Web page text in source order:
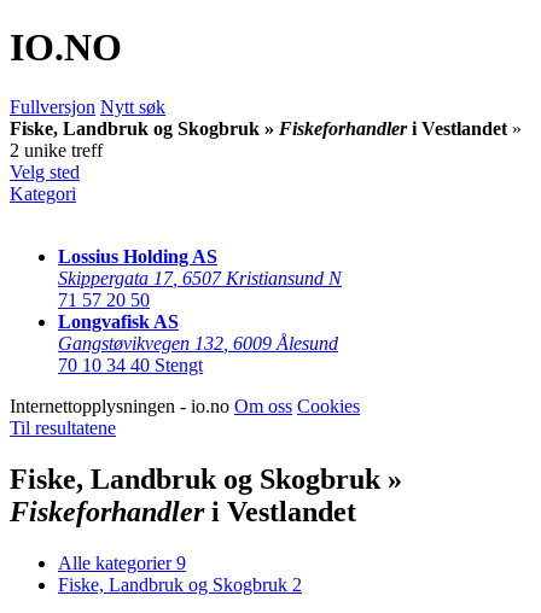
IO.NO
Fullversjon Nytt søk
Fiske, Landbruk og Skogbruk » Fiskeforhandleri Vestlandet »
2 unike treff
Velg sted
Kategori
Lossius Holding AS
Skippergata 17, 6507 Kristiansund N
71 57 20 50
Longvafisk AS
Gangstøvikvegen 132 6009 Ålesund
70 10 34 40 Stengt
Internettopplysningen - io.no Om oss Cookies
Til resultatene
Fiske, Landbruk og Skogbruk »
Fiskeforhandleri Vestlandet
Alle kategorier9
Fiske, Landbruk og Skogbruk 2